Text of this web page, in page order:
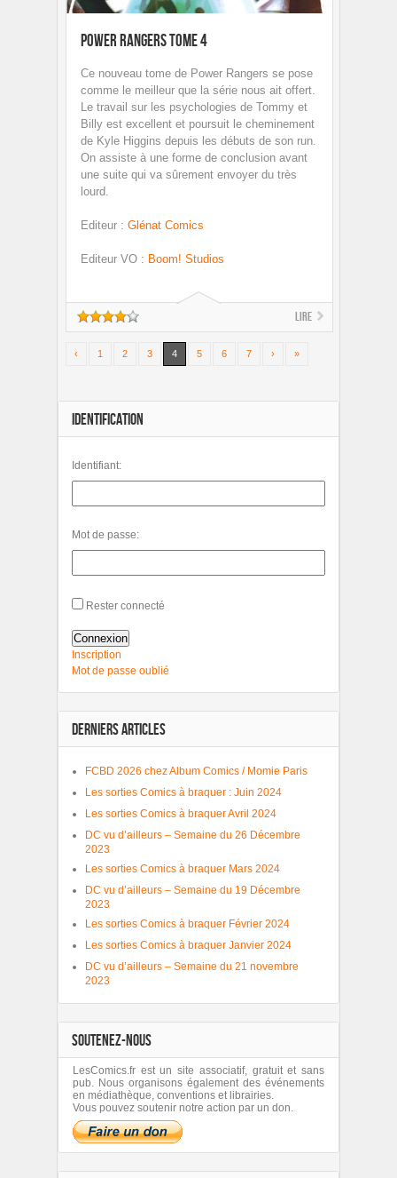
Power Rangers Tome 4
Ce nouveau tome de Power Rangers se pose
comme le meilleur que la série nous ait offert.
Le travail sur les psychologies de Tommy et
Billy est excellent et poursuit le cheminement
de Kyle Higgins depuis les débuts de son run.
On assiste à une forme de conclusion avant
une suite qui va sûrement envoyer du très
lourd.
Editeur : Glénat Comics
Editeur VO : Boom! Studios
Lire
‹ 1 2 3 4 5 6 7 › »
IDENTIFICATION
Identifiant:
Mot de passe:
Rester connecté
Connexion
Inscription
Mot de passe oublié
DERNIERS ARTICLES
FCBD 2026 chez Album Comics / Momie Paris
Les sorties Comics à braquer : Juin 2024
Les sorties Comics à braquer Avril 2024
DC vu d’ailleurs – Semaine du 26 Décembre
2023
Les sorties Comics à braquer Mars 2024
DC vu d’ailleurs – Semaine du 19 Décembre
2023
Les sorties Comics à braquer Février 2024
Les sorties Comics à braquer Janvier 2024
DC vu d’ailleurs – Semaine du 21 novembre
2023
SOUTENEZ-NOUS
LesComics.fr est un site associatif, gratuit et sans
pub. Nous organisons également des événements
en médiathèque, conventions et librairies.
Vous pouvez soutenir notre action par un don.